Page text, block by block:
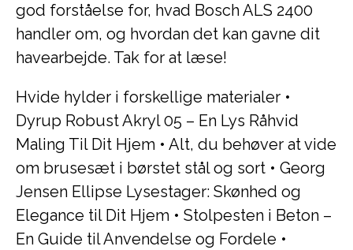
god forståelse for, hvad Bosch ALS 2400
handler om, og hvordan det kan gavne dit
havearbejde. Tak for at læse!
Hvide hylder i forskellige materialer •
Dyrup Robust Akryl 05 – En Lys Råhvid
Maling Til Dit Hjem • Alt, du behøver at vide
om brusesæt i børstet stål og sort • Georg
Jensen Ellipse Lysestager: Skønhed og
Elegance til Dit Hjem • Stolpesten i Beton –
En Guide til Anvendelse og Fordele •